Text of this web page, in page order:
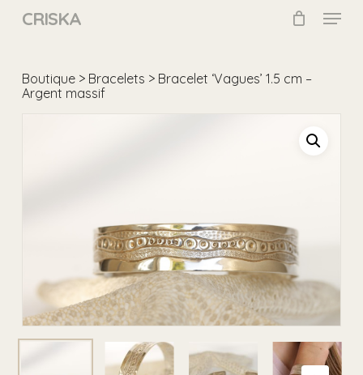
CRISKA Menu
Boutique> Bracelets > Bracelet ‘Vagues’ 1.5 cm –
Argent massif